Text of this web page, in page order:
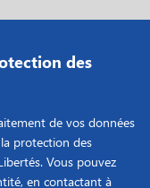
des
de vos données
protection des
Vous pouvez
en contactant à